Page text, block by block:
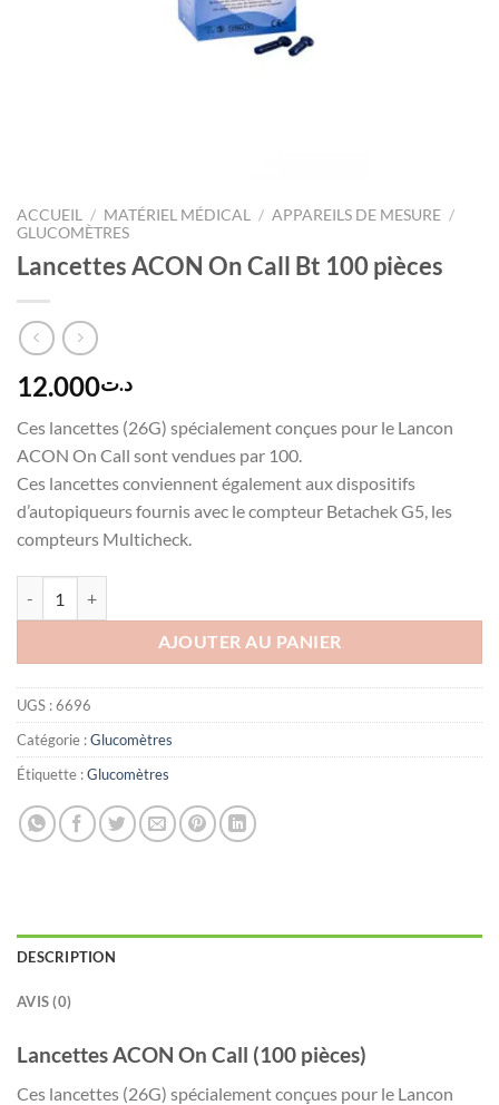
ACCUEIL / MATÉRIEL MÉDICAL / APPAREILS DE MESURE /
GLUCOMÈTRES
Lancettes ACON On Call Bt 100 pièces
د.ت12.000
Ces lancettes (26G) spécialement conçues pour le Lancon
ACON On Call sont vendues par 100.
Ces lancettes conviennent également aux dispositifs
d’autopiqueurs fournis avec le compteur Betachek G5, les
compteurs Multicheck.
AJOUTER AU PANIER
UGS :6696
Catégorie :Glucomètres
Étiquette :Glucomètres
DESCRIPTION
AVIS (0)
Lancettes ACON On Call (100 pièces)
Ces lancettes (26G) spécialement conçues pour le Lancon